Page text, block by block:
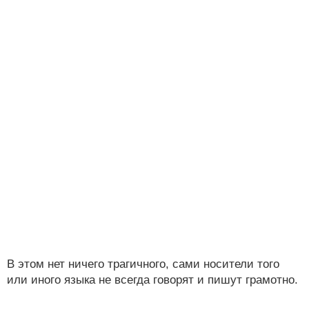
В этом нет ничего трагичного, сами носители того
или иного языка не всегда говорят и пишут грамотно.